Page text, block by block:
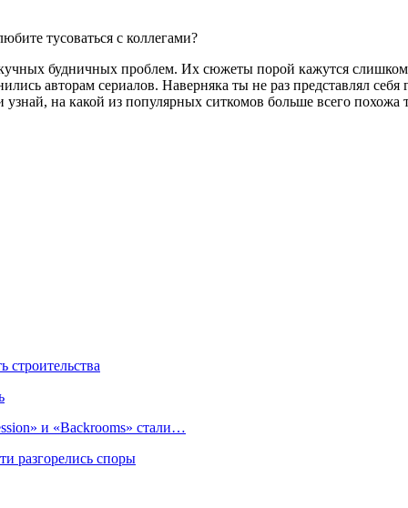
тусоваться с коллегами?
будничных проблем. Их сюжеты порой кажутся
авторам сериалов. Наверняка ты не раз представлял
на какой из популярных ситкомов больше всего похожа
и «Backrooms» стали…
разгорелись споры